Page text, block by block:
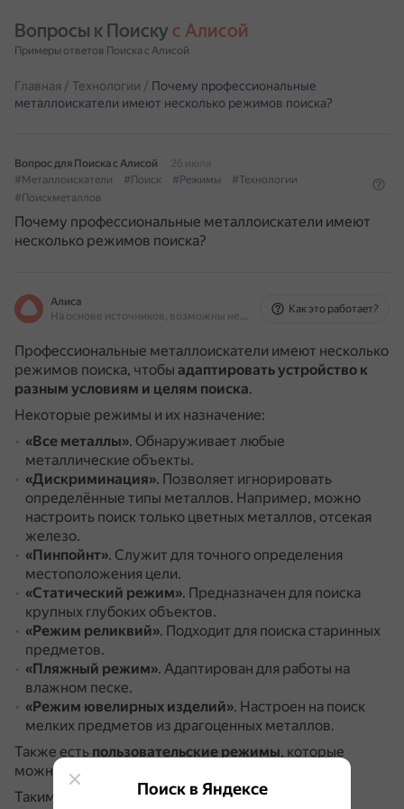
Вопросы к Поиску с Алисой
Примеры ответов Поиска с Алисой
Главная / Технологии / Почему профессиональные
металлоискатели имеют несколько режимов поиска?
Вопрос для Поиска с Алисой
26 июля
#Металлоискатели
#Поиск #Режимы
#Технологии
#Поискметаллов
Почему профессиональные металлоискатели имеют
несколько режимов поиска?
Алиса
На основе источников, возможны неточности
Как это работает?
Профессиональные металлоискатели имеют несколько
режимов поиска, чтобы адаптировать устройство к
разным условиям и целям поиска.
Некоторые режимы и их назначение:
«Все металлы». Обнаруживает любые
металлические объекты.
«Дискриминация». Позволяет игнорировать
определённые типы металлов. Например, можно
настроить поиск только цветных металлов, отсекая
железо.
«Пинпойнт». Служит для точного определения
местоположения цели.
«Статический режим». Предназначен для поиска
крупных глубоких объектов.
«Режим реликвий». Подходит для поиска старинных
предметов.
«Пляжный режим». Адаптирован для работы на
влажном песке.
«Режим ювелирных изделий». Настроен на поиск
мелких предметов из драгоценных металлов.
Также есть пользовательские режимы, которые
можно настроить под конкретные задачи.
Таким образом, наличие нескольких режимов
Поиск в Яндексе